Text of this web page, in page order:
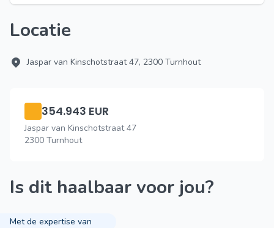
Locatie
Jaspar van Kinschotstraat 47, 2300 Turnhout
354.943 EUR
Jaspar van Kinschotstraat 47
2300 Turnhout
Is dit haalbaar voor jou?
Met de expertise van